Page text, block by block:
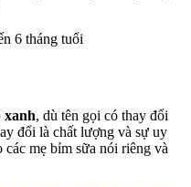
xanh, dù tên gọi có thay đổi
đổi là chất lượng và sự uy
các mẹ bỉm sữa nói riêng và